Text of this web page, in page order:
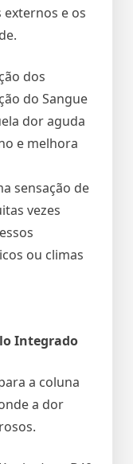
e os
dos
do Sangue
dor aguda
e melhora
sensação de
vezes
ou climas
Integrado
a coluna
a dor